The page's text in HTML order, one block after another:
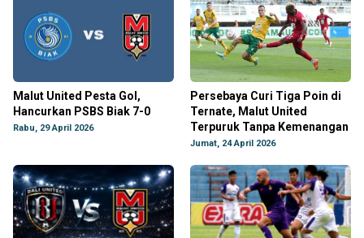
Malut United Pesta Gol,
Hancurkan PSBS Biak 7-0
Rabu, 29 April 2026
Persebaya Curi Tiga Poin di
Ternate, Malut United
Terpuruk Tanpa Kemenangan
Jumat, 24 April 2026